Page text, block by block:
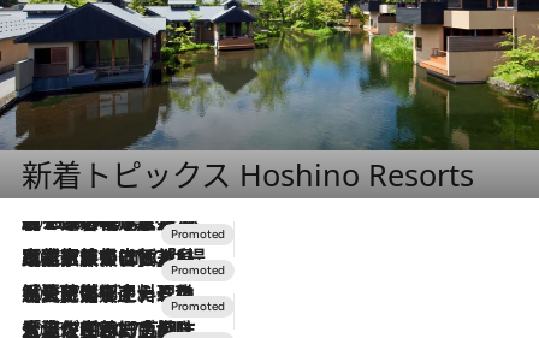
新着トピックス Hoshino Resorts
2026.8.7
【トンボの足水浴】ヒノキの香りに包まれて涼感マックス！約13℃の湧水かけ流しを避暑地「星野温泉 トンボの湯」で体験
2026.7.31
【ホテル帰省】という選択肢をOMOが提案。家族とほどよい距離を保つには「昼は実家、夜は気兼ねなくホテルで！」
2026.7.24
【夏限定ディナーコース】旬を迎える稚鮎や花ズッキーニなどをイタリア・トスカーナの郷土料理の手法で満喫！
2026.7.17
「土佐和ハーブかき氷」がOMO7高知に登場！生姜、山椒、大葉など目にも舌にも涼を呼ぶ郷土の味